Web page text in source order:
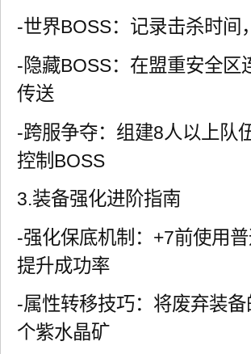
-世界BOSS：记录击杀时
-隐藏BOSS：在盟重安全
传送
-跨服争夺：组建8人以上队
控制BOSS
3.装备强化进阶指南
-强化保底机制：+7前使用
提升成功率
-属性转移技巧：将废弃装
个紫水晶矿